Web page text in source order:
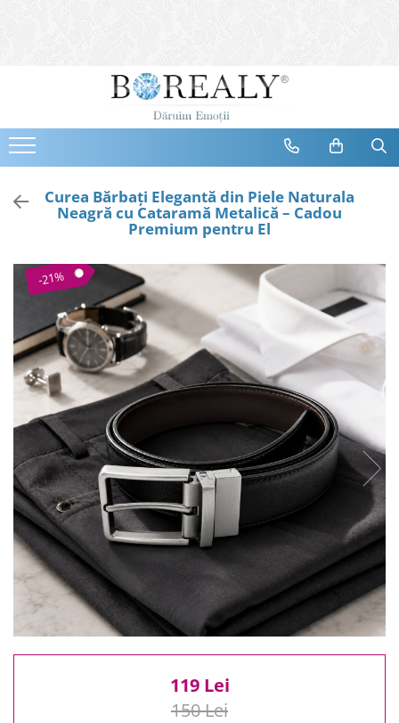
Bijuterii
Cercei
Bratari
Coliere
Tiare
Destinatari
Bijuterii Femei
Bijuterii Copii
Bijuterii Mirese
Selectii
Reduceri
Cele mai noi
Cele mai vandute
Cele mai votate
Cu video
Pret
0 Lei - 100 Lei
100 Lei - 200 Lei
200 Lei - 300 Lei
300 Lei - 500 Lei
Curea Bărbați Elegantă din Piele Naturala
Neagră cu Cataramă Metalică – Cadou
Premium pentru El
-21%
119 Lei
150 Lei